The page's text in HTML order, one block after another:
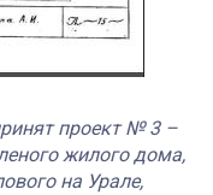
проект № 3 –
жилого дома,
на Урале,